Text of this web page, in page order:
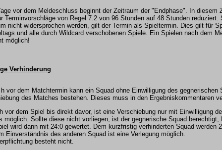
vor dem Meldeschluss beginnt der Zeitraum der "Endphase". In diesem
Terminvorschläge von Regel 7.2 von 96 Stunden auf 48 Stunden reduziert.
nicht widersprochen werden, gilt der Termin als Spieltermin. Dies gilt für
und alle durch Wildcard verschobenen Spiele. Ein Spielen nach dem
möglich!
Verhinderung
vor dem Matchtermin kann ein Squad ohne Einwilligung des gegnerischen
des Matches bestehen. Dieses muss in den Ergebniskommentaren
vor dem Spiel bis direkt davor, ist eine Verschiebung nur mit Einwilligung
möglich. Sollte diese nicht vorliegen, ist der gegnerische Squad berechtigt,
wird dann mit 24:0 gewertet. Dem kurzfristig verhinderten Squad werden
Einverständnis des anderen Squad ist eine Verlegung möglich.
besteht nicht.